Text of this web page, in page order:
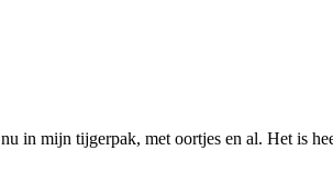
in mijn tijgerpak, met oortjes en al. Het is